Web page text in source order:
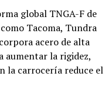
global TNGA-F de
Tacoma, Tundra
acero de alta
aumentar la rigidez,
la carrocería reduce el